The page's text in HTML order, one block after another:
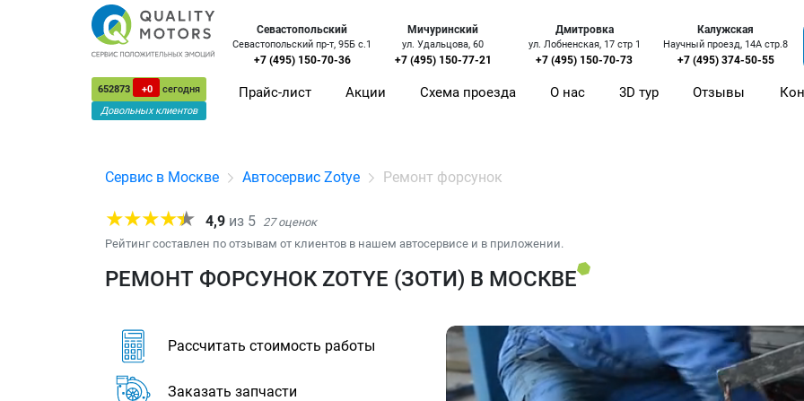
652873 +0
сегодня
Довольных клиентов
Севастопольский
Севастопольский пр-т, 95Б с.1
+7 (495) 150-70-36
Мичуринский
ул. Удальцова, 60
+7 (495) 150-77-21
Дмитровка
ул. Лобненская, 17 стр 1
+7 (495) 150-70-73
Калужская
Научный проезд, 14А стр.8
+7 (495) 374-50-55
Прайс-лист Акции Схема проезда О нас 3D тур Отзывы
Сервис в Москве Автосервис Zotye Ремонт форсунок
4,9 из 5 27оценок
Рейтинг составлен по отзывам от клиентов в нашем автосервисе и в приложении.
РЕМОНТ ФОРСУНОК ZOTYE (ЗОТИ) В МОСКВЕ
Рассчитать стоимость работы
Заказать запчасти